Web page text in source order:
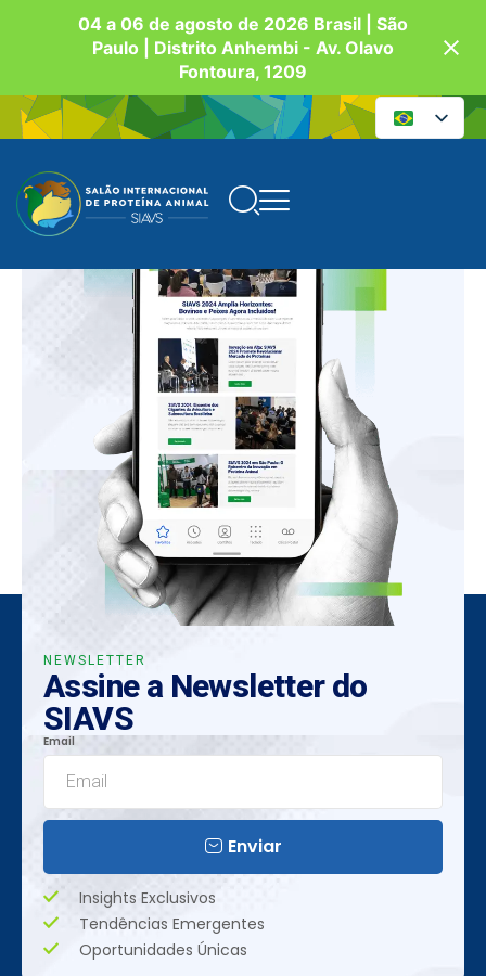
04 a 06 de agosto de 2026 Brasil | São
Paulo | Distrito Anhembi - Av. Olavo
Fontoura, 1209
NEWSLETTER
Assine a Newsletter do
SIAVS
Email
Enviar
Insights Exclusivos
Tendências Emergentes
Oportunidades Únicas